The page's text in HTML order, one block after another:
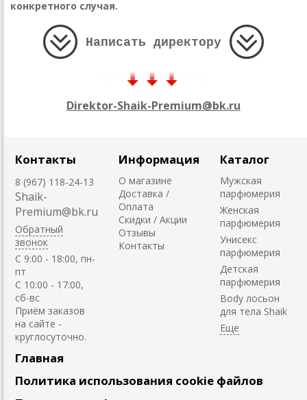
конкретного случая.
Написать директору
Direktor-Shaik-Premium@bk.ru
Контакты
8 (967) 118-24-13
Shaik-
Premium@bk.ru
Обратный
звонок
C 9:00 - 18:00, пн-
пт
С 10:00 - 17:00,
сб-вс
Приём заказов
на сайте -
круглосуточно.
Информация
О магазине
Доставка /
Оплата
Скидки / Акции
Отзывы
Контакты
Каталог
Мужская
парфюмерия
Женская
парфюмерия
Унисекс
парфюмерия
Детская
парфюмерия
Body лосьон
для тела Shaik
Главная
Политика использования cookie файлов